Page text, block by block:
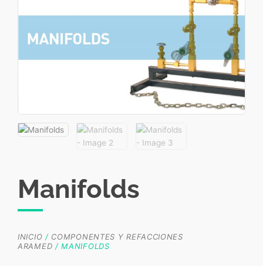
Manifolds
INICIO / COMPONENTES Y REFACCIONES
ARAMED / MANIFOLDS